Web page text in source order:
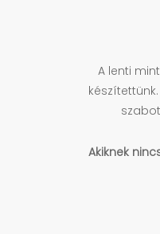
A lenti
Akiknek